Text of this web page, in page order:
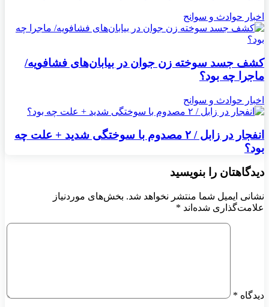
اخبار حوادث و سوانح
کشف جسد سوخته زن جوان در بیابان‌های فشافویه/
ماجرا چه بود؟
اخبار حوادث و سوانح
انفجار در زابل / ۲ مصدوم با سوختگی شدید + علت چه
بود؟
دیدگاهتان را بنویسید
نشانی ایمیل شما منتشر نخواهد شد. بخش‌های موردنیاز
علامت‌گذاری شده‌اند *
دیدگاه *